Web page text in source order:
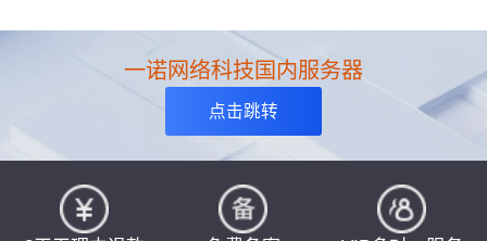
一诺网络科技国内服务器
点击跳转